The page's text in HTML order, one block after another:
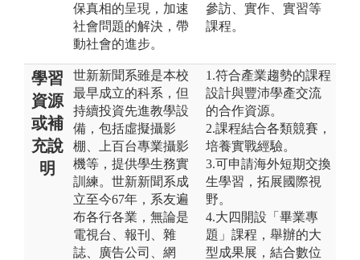
保真相的呈現，加速
社會問題的解決，帶
動社會的進步。
參訪、實作、實習等
課程。
學習
資源
或補
充說
明
世新新聞系雖是本校
最早成立的科系，但
持續投資先進教學設
備，包括虛擬攝影
棚、上百台專業攝影
機等，提供學生務實
訓練。世新新聞系成
立至今67年，系友遍
布各行各業，無論是
電視台、報刊、雜
誌、廣告公司、網
1.符合產業趨勢的課程
設計與豐沛學產交流
的合作資源。
2.課程結合各類競賽，
培養實戰經驗。
3.可申請海外短期交換
生學習，拓展國際視
野。
4.大四開設「畢業專
題」課程，舉辦的大
型成果展，結合數位